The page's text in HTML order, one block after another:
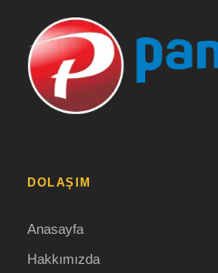
DOLAŞIM
Anasayfa
Hakkımızda